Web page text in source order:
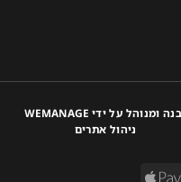
נבנה ומנוהל על ידי WEMANAGE
ניהול אתרים